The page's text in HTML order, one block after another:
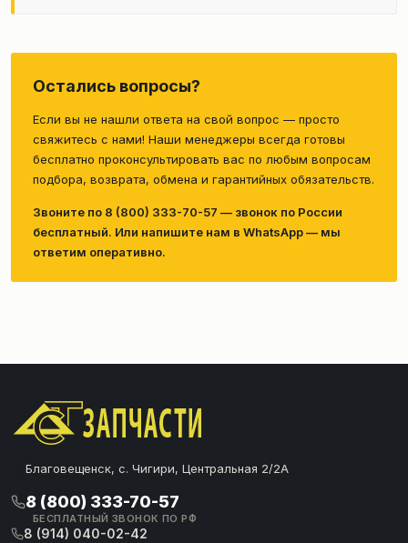
Остались вопросы?
Если вы не нашли ответа на свой вопрос — просто
свяжитесь с нами! Наши менеджеры всегда готовы
бесплатно проконсультировать вас по любым вопросам
подбора, возврата, обмена и гарантийных обязательств.
Звоните по 8 (800) 333-70-57 — звонок по России
бесплатный. Или напишите нам в WhatsApp — мы
ответим оперативно.
Благовещенск, с. Чигири, Центральная 2/2А
8 (800) 333-70-57
БЕСПЛАТНЫЙ ЗВОНОК ПО РФ
8 (914) 040-02-42